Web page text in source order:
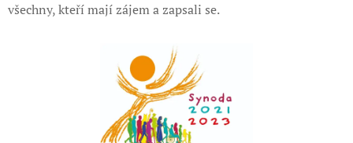
všechny, kteří mají zájem a zapsali se.